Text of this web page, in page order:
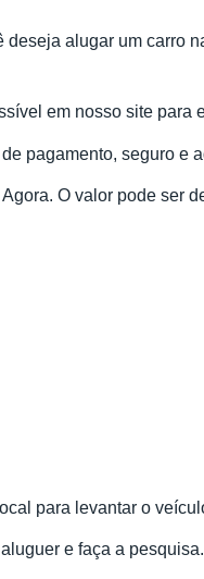
alugar um carro
em nosso site para
pagamento, seguro e
O valor pode ser
para levantar o
e faça a pesquisa.